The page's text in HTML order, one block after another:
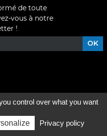
de toute
vous à notre
!
- Conception :epartenaire
control over what you want
Privacy policy